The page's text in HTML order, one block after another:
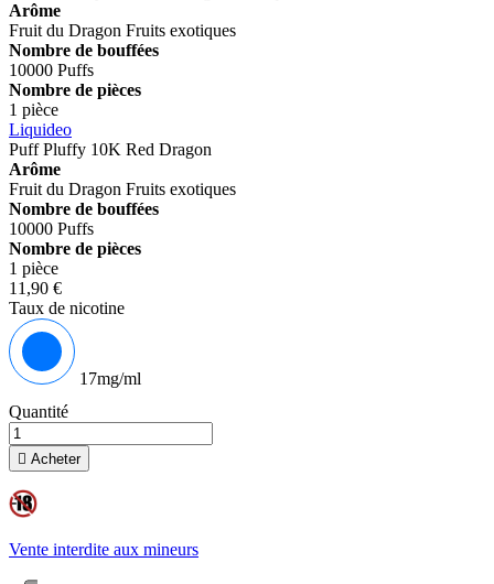
Arôme
Fruit du Dragon Fruits exotiques
Nombre de bouffées
10000 Puffs
Nombre de pièces
1 pièce
Liquideo
Puff Pluffy 10K Red Dragon
Arôme
Fruit du Dragon Fruits exotiques
Nombre de bouffées
10000 Puffs
Nombre de pièces
1 pièce
11,90 €
Taux de nicotine
17mg/ml
Quantité
 Acheter
Vente interdite aux mineurs